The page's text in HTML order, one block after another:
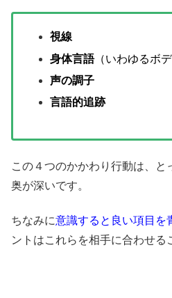
視線
身体言語（いわゆるボ
声の調子
言語的追跡
この４つのかかわり行動は、と
奥が深いです。
ちなみに意識すると良い項目を
ントはこれらを相手に合わせる